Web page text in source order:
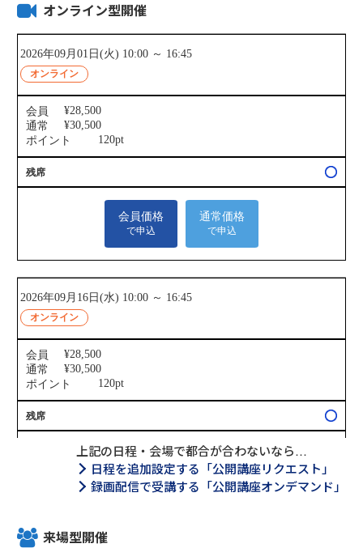
オンライン型開催
上記の日程・会場で都合が合わないなら…
日程を追加設定する「公開講座リクエスト」
録画配信で受講する「公開講座オンデマンド」
来場型開催